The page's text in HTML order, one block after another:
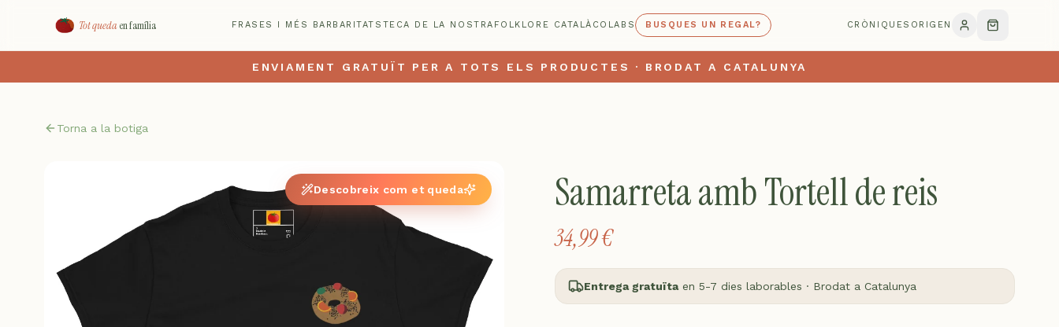
Tot quedaen família FRASES I MÉS BARBARITATS TECA DE LA NOSTRA FOLKLORE CATALÀ COLABS BUSQUES UN REGAL? CRÒNIQUES ORIGEN
ENVIAMENT GRATUÏT PER A TOTS ELS PRODUCTES · BRODAT A CATALUNYA
Torna a la botiga
Descobreix com et queda Samarreta amb Tortell de reis
34,99 €
Entrega gratuïtaen 5-7 dies laborables · Brodat a Catalunya